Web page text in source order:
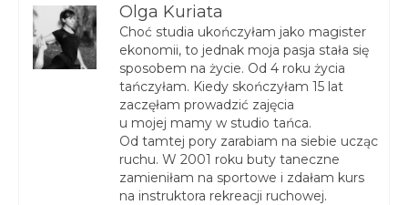
Olga Kuriata
Choć studia ukończyłam jako magister
ekonomii, to jednak moja pasja stała się
sposobem na życie. Od 4 roku życia
tańczyłam. Kiedy skończyłam 15 lat
zaczęłam prowadzić zajęcia
u mojej mamy w studio tańca.
Od tamtej pory zarabiam na siebie ucząc
ruchu. W 2001 roku buty taneczne
zamieniłam na sportowe i zdałam kurs
na instruktora rekreacji ruchowej.